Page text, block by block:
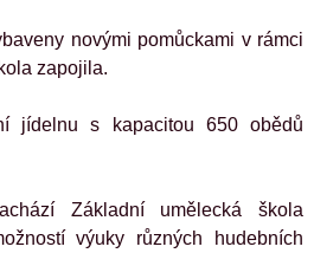
novými pomůckami v rámci
zapojila.
jídelnu s kapacitou 650 obědů
Základní umělecká škola
výuky různých hudebních